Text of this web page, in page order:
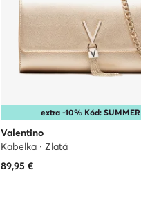
extra -10% Kód: SUMMER
Valentino
Kabelka · Zlatá
89,95 €